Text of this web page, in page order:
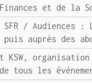
et de la
/ Audiences :
auprès des
KSW,
les